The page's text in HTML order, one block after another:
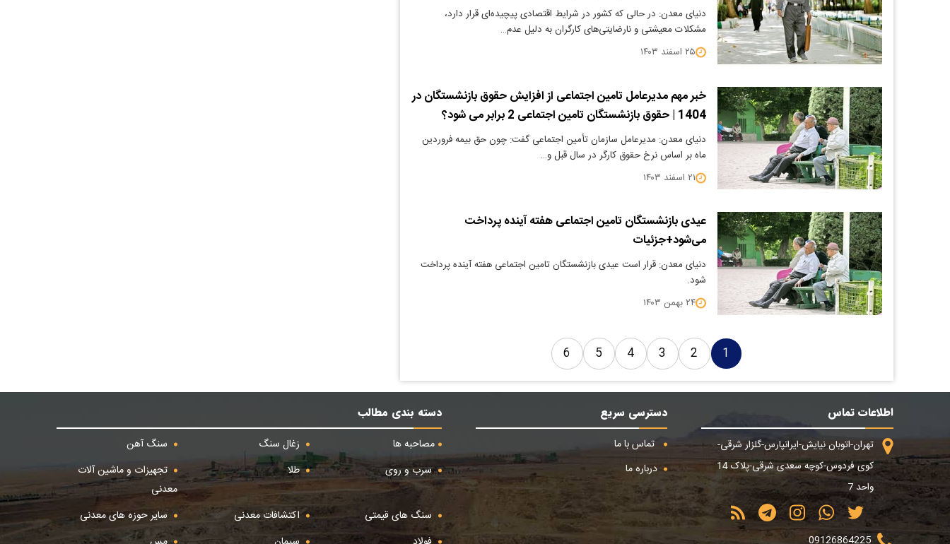
دنیای معدن: در حالی که کشور در شرایط اقتصادی پیچیده‌ای قرار دارد،
مشکلات معیشتی و نارضایتی‌های کارگران به دلیل عدم…
۲۵ اسفند ۱۴۰۳
خبر مهم مدیرعامل تامین اجتماعی از افزایش حقوق بازنشستگان در
1404 | حقوق بازنشستگان تامین اجتماعی 2 برابر می شود؟
دنیای معدن:​ مدیرعامل سازمان تأمین اجتماعی گفت: چون حق بیمه فروردین
ماه بر اساس نرخ حقوق کارگر در سال قبل و…
۲۱ اسفند ۱۴۰۳
عیدی بازنشستگان تامین اجتماعی هفته آینده پرداخت
می‌شود+جزئیات
دنیای معدن: قرار است عیدی بازنشستگان تامین اجتماعی هفته آینده پرداخت
شود.
۲۴ بهمن ۱۴۰۳
1
2
3
4
5
6
اطلاعات تماس
تهران-اتوبان نیایش-ایرانپارس-گلزار شرقی-
کوی فردوس-کوچه سعدی شرقی-پلاک 14
واحد 7
09126864225
دسترسی سریع
تماس با ما
درباره ما
دسته بندی مطالب
مصاحبه ها
زغال سنگ
سنگ آهن
سرب و روی
طلا
تجهیزات و ماشین آلات
معدنی
سنگ های قیمتی
اکتشافات معدنی
سایر حوزه های معدنی